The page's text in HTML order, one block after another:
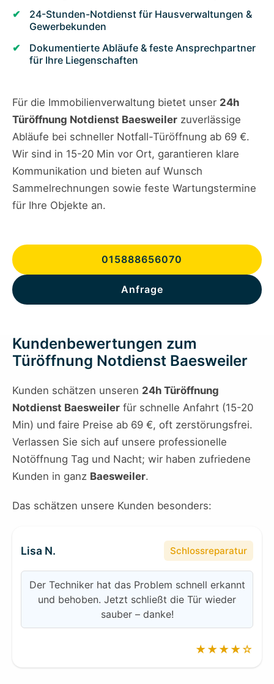
24-Stunden-Notdienst für Hausverwaltungen &
Gewerbekunden
Dokumentierte Abläufe & feste Ansprechpartner
für Ihre Liegenschaften
Für die Immobilienverwaltung bietet unser 24h
Türöffnung Notdienst Baesweiler zuverlässige
Abläufe bei schneller Notfall-Türöffnung ab 69 €.
Wir sind in 15-20 Min vor Ort, garantieren klare
Kommunikation und bieten auf Wunsch
Sammelrechnungen sowie feste Wartungstermine
für Ihre Objekte an.
015888656070
Anfrage
Kundenbewertungen zum
Türöffnung Notdienst Baesweiler
Kunden schätzen unseren 24h Türöffnung
Notdienst Baesweiler für schnelle Anfahrt (15-20
Min) und faire Preise ab 69 €, oft zerstörungsfrei.
Verlassen Sie sich auf unsere professionelle
Notöffnung Tag und Nacht; wir haben zufriedene
Kunden in ganz Baesweiler.
Das schätzen unsere Kunden besonders:
Lisa N. Schlossreparatur
Der Techniker hat das Problem schnell erkannt
und behoben. Jetzt schließt die Tür wieder
sauber – danke!
★★★★☆